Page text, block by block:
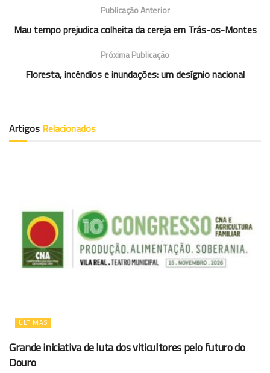
Publicação Anterior
Mau tempo prejudica colheita da cereja em Trás-os-Montes
Próxima Publicação
Floresta, incêndios e inundações: um desígnio nacional
Artigos Relacionados
ÚLTIMAS
Grande iniciativa de luta dos viticultores pelo futuro do
Douro